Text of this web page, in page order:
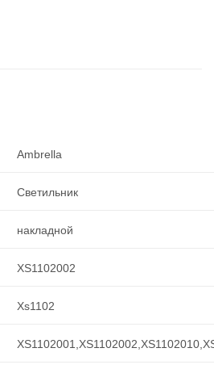
Ambrella
Светильник
накладной
XS1102002
Xs1102